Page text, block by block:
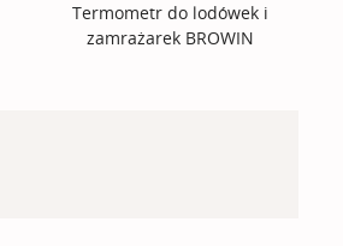
Termometr do lodówek i
zamrażarek BROWIN